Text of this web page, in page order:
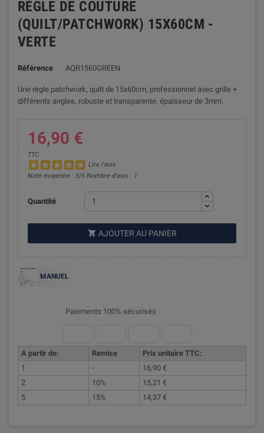
RÈGLE DE COUTURE
(QUILT/PATCHWORK) 15X60CM -
VERTE
Référence AQR1560GREEN
Une règle patchwork, quilt de 15x60cm, professionnel avec grille +
différents angles, robuste et transparente, épaisseur de 3mm.
16,90 €
TTC
Lire l'avis
Note moyenne : 5/5 Nombre d'avis : 1
Quantité
 AJOUTER AU PANIER
MANUEL
Paiements 100% sécurisés
A partir de: Remise
Prix unitaire TTC:
1
-
16,90 €
2
10%
15,21 €
5
15% 14,37 €